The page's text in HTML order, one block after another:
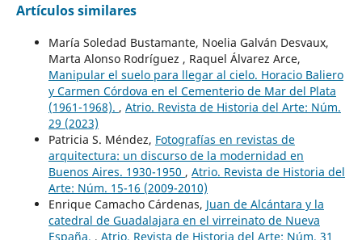
Artículos similares
María Soledad Bustamante, Noelia Galván Desvaux,
Marta Alonso Rodríguez , Raquel Álvarez Arce,
Manipular el suelo para llegar al cielo. Horacio Baliero
y Carmen Córdova en el Cementerio de Mar del Plata
(1961-1968). , Atrio. Revista de Historia del Arte: Núm.
29 (2023)
Patricia S. Méndez, Fotografías en revistas de
arquitectura: un discurso de la modernidad en
Buenos Aires. 1930-1950 , Atrio. Revista de Historia del
Arte: Núm. 15-16 (2009-2010)
Enrique Camacho Cárdenas, Juan de Alcántara y la
catedral de Guadalajara en el virreinato de Nueva
España. , Atrio. Revista de Historia del Arte: Núm. 31